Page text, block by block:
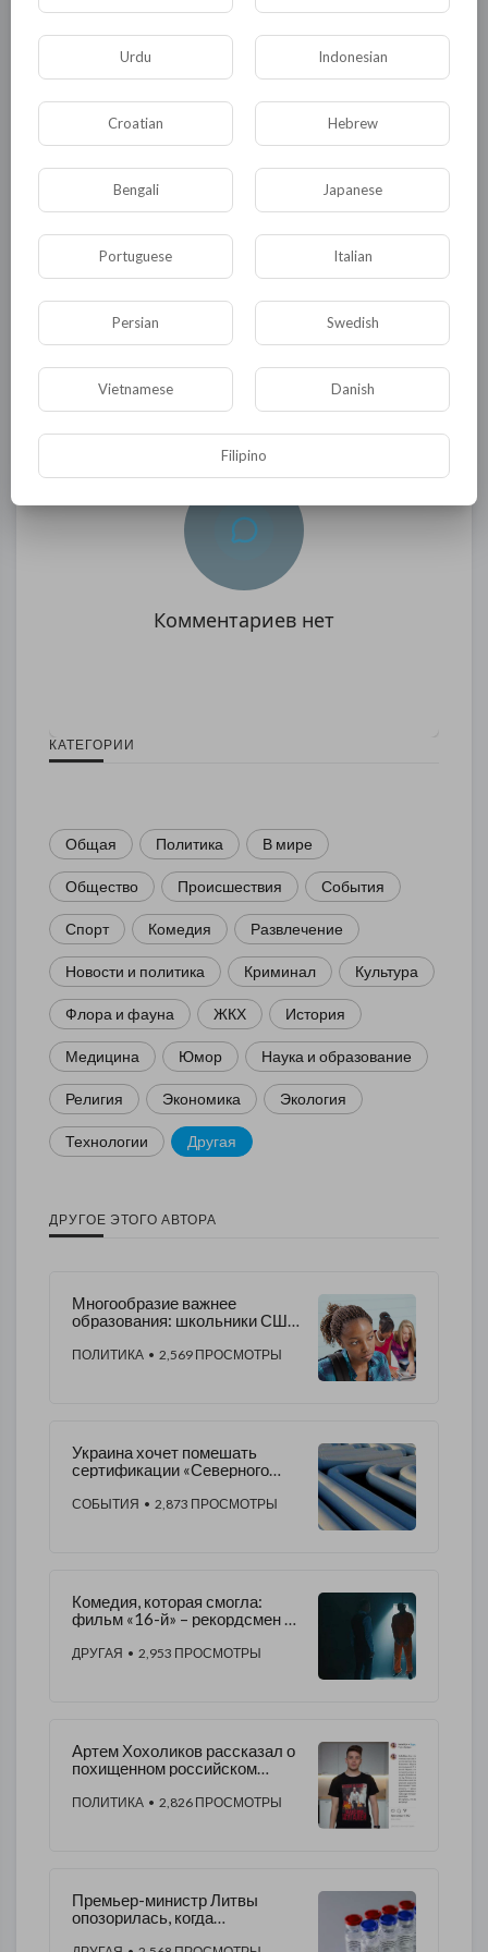
Насколько у Байдена огромное самомнение,
что он позволил себе такие заявления? Или
он держит граждан Америки за идиотов,
которые поведутся на красивые слова и
совсем не будут думать о их
0 0 • 0 Комментарии
Комментариев нет
КАТЕГОРИИ
Общая Политика В мире
Общество Происшествия События
Спорт Комедия Развлечение
Новости и политика Криминал Культура
Флора и фауна ЖКХ История
Медицина Юмор Наука и образование
Религия Экономика Экология
Технологии Другая
ДРУГОЕ ЭТОГО АВТОРА
Многообразие важнее
образования: школьники США
программе
ПОЛИТИКА • 2,569 ПРОСМОТРЫ
Украина хочет помешать
сертификации «Северного
СОБЫТИЯ • 2,873 ПРОСМОТРЫ
Комедия, которая смогла:
фильм «16-й» – рекордсмен по
ДРУГАЯ • 2,953 ПРОСМОТРЫ
Артем Хохоликов рассказал о
похищенном российском
ПОЛИТИКА • 2,826 ПРОСМОТРЫ
Премьер-министр Литвы
опозорилась, когда
Urdu Indonesian
Croatian Hebrew
Bengali Japanese
Portuguese Italian
Persian Swedish
Vietnamese Danish
Filipino